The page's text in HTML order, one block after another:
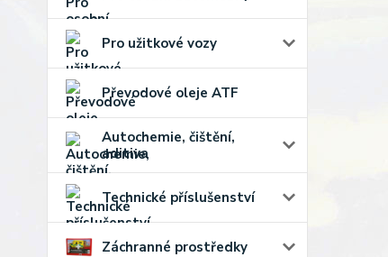
Pro užitkové vozy
Převodové oleje ATF
Autochemie, čištění,
aditiva
Technické příslušenství
Záchranné prostředky